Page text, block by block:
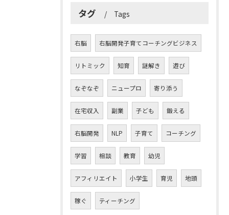
タグ Tags
右脳 右脳開発子育てコーチングビジネス
リトミック 知育 謎解き 遊び
なぞなぞ ニュープロ 寄り添う
在宅収入 副業 子ども 鍛える
右脳開発 NLP 子育て コーチング
学習 相談 教育 幼児
アフィリエイト 小学生 育児 地頭
稼ぐ ティーチング